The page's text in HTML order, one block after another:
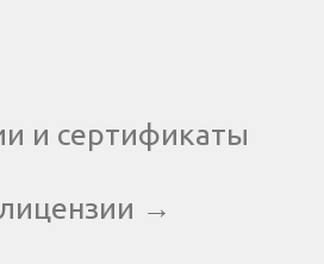
→